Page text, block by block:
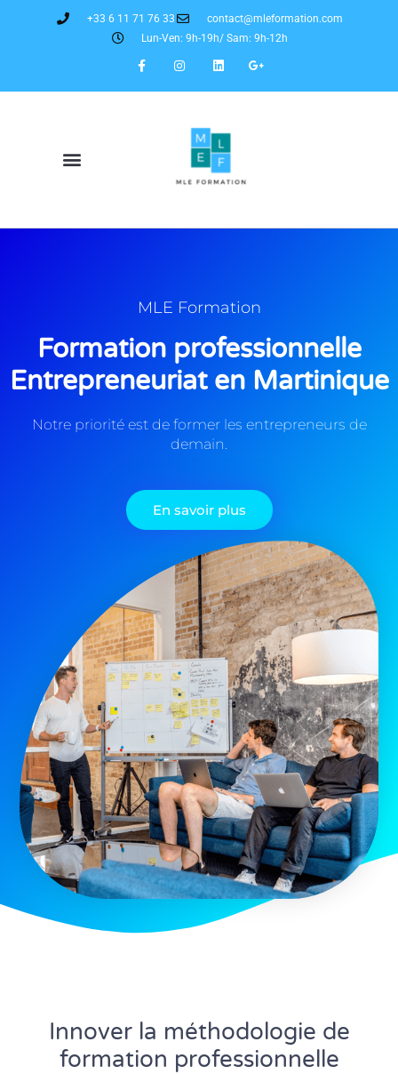
+33 6 11 71 76 33
contact@mleformation.com
Lun-Ven: 9h-19h/ Sam: 9h-12h
MLE Formation
Formation professionnelle
Entrepreneuriat en Martinique
Notre priorité est de former les entrepreneurs de
demain.
En savoir plus
Innover la méthodologie de
formation professionnelle